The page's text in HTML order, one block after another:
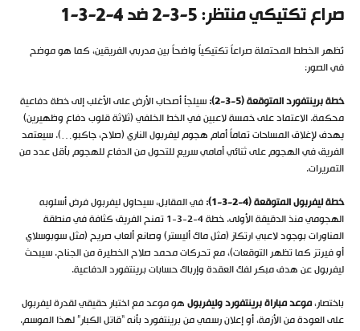
صراع تكتيكي منتظر: 5-3-2 ضد 4-2-3-1
تُظهر الخطط المحتملة صراعاً تكتيكياً واضحاً بين مدربي الفريقين، كما هو موضح
في الصور:
خطة برينتفورد المتوقعة (5-3-2):
سيلجأ أصحاب الأرض على الأغلب إلى خطة دفاعية
محكمة. الاعتماد على خمسة لاعبين في الخط الخلفي (ثلاثة قلوب دفاع وظهيرين)
يهدف لإغلاق المساحات تماماً أمام هجوم ليفربول الناري (صلاح، جاكبو…). سيعتمد
الفريق في الهجوم على ثنائي أمامي سريع للتحول من الدفاع للهجوم بأقل عدد من
التمريرات.
خطة ليفربول المتوقعة (4-2-3-1):
في المقابل، سيحاول ليفربول فرض أسلوبه
الهجومي منذ الدقيقة الأولى. خطة 4-2-3-1 تمنح الفريق كثافة في منطقة
المناورات بوجود لاعبي ارتكاز (مثل ماك أليستر) وصانع ألعاب صريح (مثل سوبوسلاي
أو فيرتز كما تظهر التوقعات)، مع تحركات محمد صلاح الخطيرة من الجناح. سيبحث
ليفربول عن هدف مبكر لفك العقدة وإرباك حسابات برينتفورد الدفاعية.
باختصار،موعد مباراة برينتفورد وليفربولهو موعد مع اختبار حقيقي لقدرة ليفربول
على العودة من الأزمة، أو إعلان رسمي من برينتفورد بأنه “قاتل الكبار” لهذا الموسم.